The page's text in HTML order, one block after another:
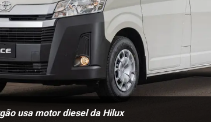
usa motor diesel da Hilux